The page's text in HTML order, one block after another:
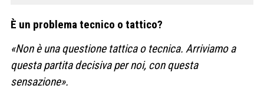
È un problema tecnico o tattico?
«Non è una questione tattica o tecnica. Arriviamo a
questa partita decisiva per noi, con questa
sensazione».